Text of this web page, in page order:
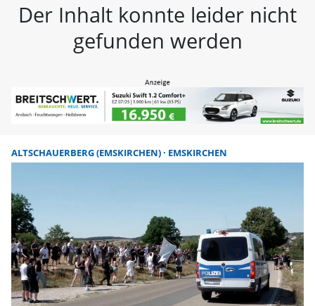
Der Inhalt konnte leider nicht
gefunden werden
ALTSCHAUERBERG (EMSKIRCHEN) EMSKIRCHEN